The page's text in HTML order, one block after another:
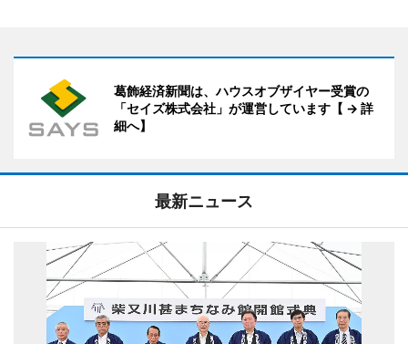
葛飾経済新聞は、ハウスオブザイヤー受賞の
「セイズ株式会社」が運営しています【 → 詳
細へ】
最新ニュース